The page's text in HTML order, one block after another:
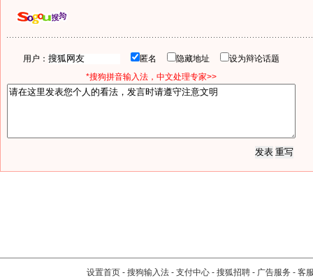
用户： 匿名 隐藏地址
设为辩论话题
*搜狗拼音输入法，中文处理专家>>
设置首页 - 搜狗输入法 - 支付中心 - 搜狐招聘 - 广告服务 - 客